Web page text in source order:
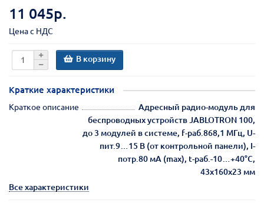
11 045р.
Цена с НДС
В корзину
Краткие характеристики
Краткое описание
Адресный радио-модуль для
беспроводных устройств JABLOTRON 100,
до 3 модулей в системе, f-раб.868,1 МГц, U-
пит.9…15 В (от контрольной панели), I-
потр.80 мА (max), t-раб.-10…+40°С,
43x160x23 мм
Все характеристики